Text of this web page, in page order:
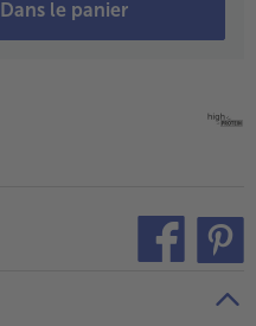
Dans le panier